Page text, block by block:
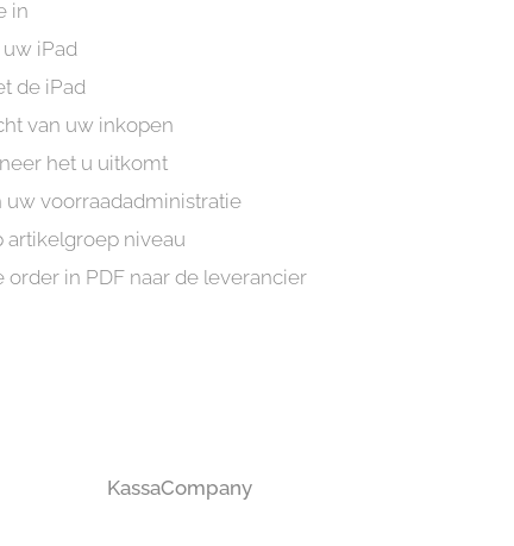
in
iPad
de iPad
van uw inkopen
het u uitkomt
uw voorraadadministratie
artikelgroep niveau
order in PDF naar de leverancier
KassaCompany